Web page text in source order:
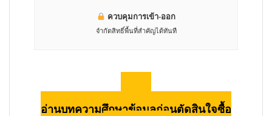
ควบคุมการเข้า-ออก
จำกัดสิทธิ์พื้นที่สำคัญได้ทันที
อ่านบทความศึกษาข้อมูลก่อนตัดสินใจซื้อ